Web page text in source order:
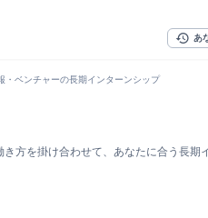
history あ
・ベンチャーの長期インターンシップ
方を掛け合わせて、あなたに合う長期